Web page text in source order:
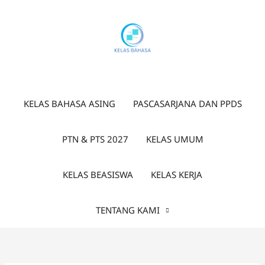
KELAS BAHASA ASING PASCASARJANA DAN PPDS
PTN & PTS 2027 KELAS UMUM
KELAS BEASISWA KELAS KERJA
TENTANG KAMI